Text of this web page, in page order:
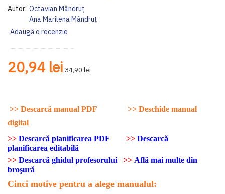
Autor: Octavian Mândruţ
Ana Marilena Mândruț
Adaugă o recenzie
20,94 lei 34,90 lei
>> Descarcă manual PDF >> Deschide manual
digital
>> Descarcă planificarea PDF >> Descarcă
planificarea editabilă
>> Descarcă ghidul profesorului >> Află mai multe din
broşură
Cinci motive pentru a alege manualul:
end
the
images
gallery